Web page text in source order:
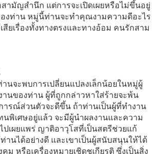
มัญสำนึก แต่การจะเปิดเผยหรือไม่ขึ้นอยู่
ท่าน หมู่นี้ท่านจะทำคุณงามความดีอะไร
ยเรื่องทั้งทางตรงและทางอ้อม คนรักสาม
นจะพบการเปลี่ยนแปลงเล็กน้อยในหมู่ผู้
านของท่าน ผู้ที่ถูกกล่าวหาใส่ร้ายจะพ้น
รณ์ส่วนตัวจะดีขึ้น ถ้าท่านเป็นผู้ที่ทำงาน
นพิเศษอยู่แล้ว จะมีผู้นำผลงานและความ
ปเผยแพร่ ญาติอาวุโสที่เป็นสตรีช่วยแก้
นได้อย่างดี และเขาเป็นผู้สนับสนุนให้ได้
ม หรือเครื่องหมายเชิดชูเกียรติ ซึ่งเป็นสิ่ง